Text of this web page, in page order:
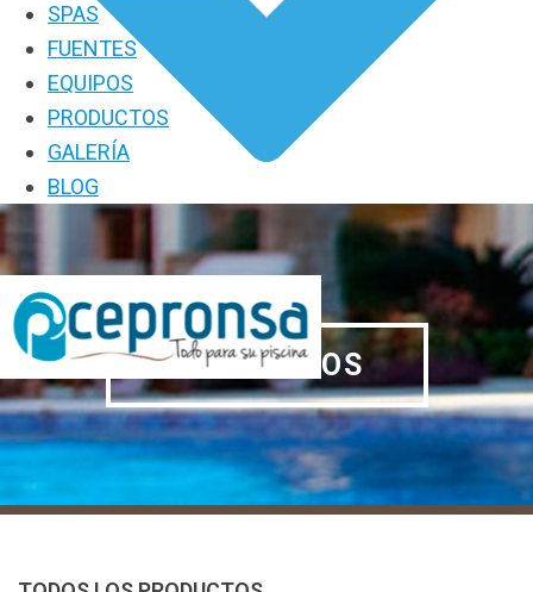
SPAS
FUENTES
EQUIPOS
PRODUCTOS
GALERÍA
BLOG
PRODUCTOS